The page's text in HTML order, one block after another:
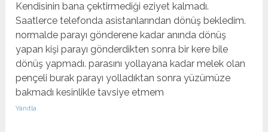
Kendisinin bana çektirmediği eziyet kalmadı.
Saatlerce telefonda asistanlarından dönüş bekledim.
normalde parayı gönderene kadar anında dönüş
yapan kişi parayı gönderdikten sonra bir kere bile
dönüş yapmadı. parasını yollayana kadar melek olan
pençeli burak parayı yolladıktan sonra yüzümüze
bakmadı kesinlikle tavsiye etmem
Yanıtla